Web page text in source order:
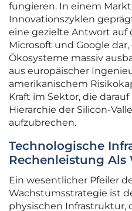
fungieren. In einem
Innovationszyklen
eine gezielte Antwort auf
Microsoft und Google
Ökosysteme massiv
aus europäischer
amerikanischem
Kraft im Sektor, die
Hierarchie der Silicon-
aufzubrechen.
Technologische
Rechenleistung
Ein wesentlicher Pfeiler
Wachstumsstrategie ist
physischen Infrastruktur,